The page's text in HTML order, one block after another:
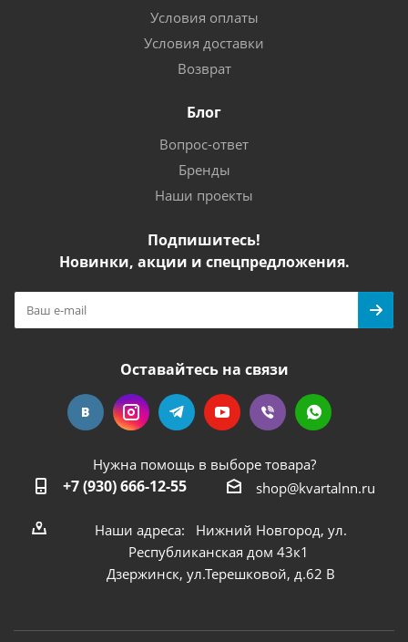
Условия оплаты
Условия доставки
Возврат
Блог
Вопрос-ответ
Бренды
Наши проекты
Подпишитесь!
Новинки, акции и спецпредложения.
Оставайтесь на связи
Нужна помощь в выборе товара?
+7 (930) 666-12-55 shop@kvartalnn.ru
Наши адреса: Нижний Новгород, ул.
Республиканская дом 43к1
Дзержинск, ул.Терешковой, д.62 В